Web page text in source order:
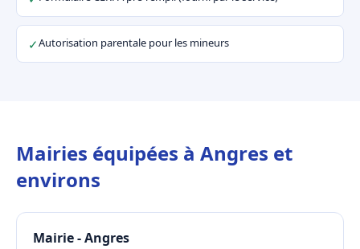
✓Autorisation parentale pour les mineurs
Mairies équipées à Angres et
environs
Mairie - Angres